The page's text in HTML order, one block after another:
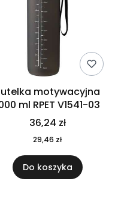
motywacyjna
ml RPET V1541-03
36,24 zł
29,46 zł
Do koszyka